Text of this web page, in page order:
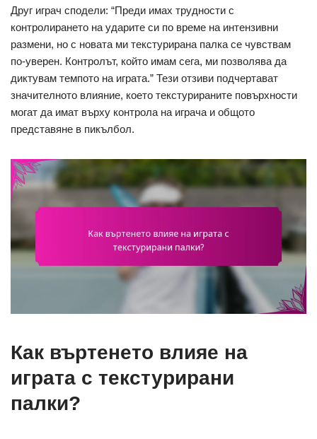
Друг играч сподели: “Преди имах трудности с
контролирането на ударите си по време на интензивни
размени, но с новата ми текстурирана палка се чувствам
по-уверен. Контролът, който имам сега, ми позволява да
диктувам темпото на играта.” Тези отзиви подчертават
значителното влияние, което текстурираните повърхности
могат да имат върху контрола на играча и общото
представяне в пикълбол.
Как въртенето влияе на
играта с текстурирани
палки?